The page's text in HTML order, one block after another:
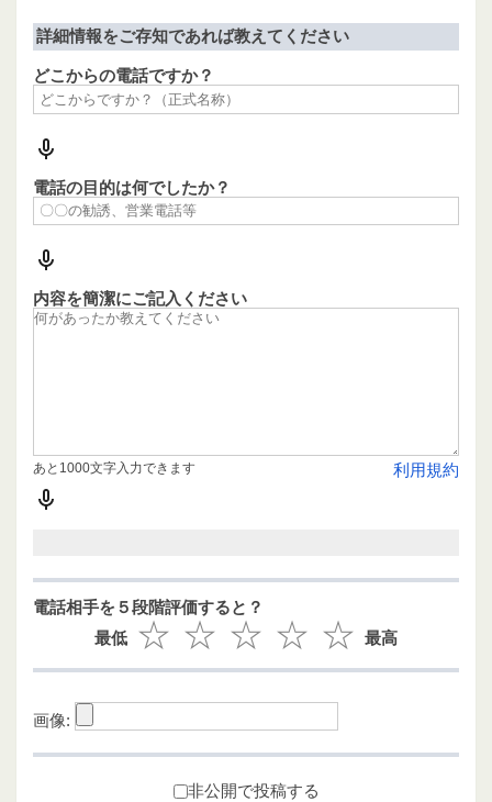
詳細情報をご存知であれば教えてください
どこからの電話ですか？
電話の目的は何でしたか？
内容を簡潔にご記入ください
利用規約
あと1000文字入力できます
電話相手を５段階評価すると？
最低
最高
画像:
非公開で投稿する